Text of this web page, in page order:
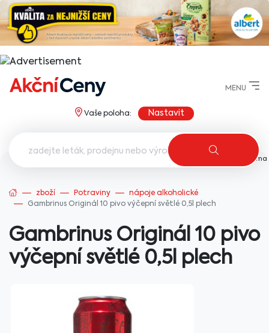
MENU
Vaše poloha: Nastavit
AkcniCeny.cz
zboží Potraviny
nápoje alkoholické
Gambrinus Originál 10 pivo výčepní světlé 0,5l plech
Gambrinus Originál 10 pivo
výčepní světlé 0,5l plech